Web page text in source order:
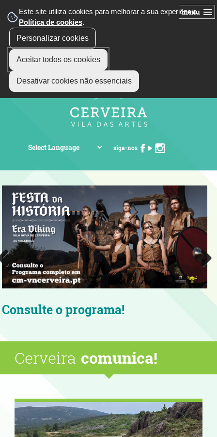
Este site utiliza cookies para melhorar a sua experiência.
Política de cookies.
Personalizar cookies
Aceitar todos os cookies
Desativar cookies não essenciais
menu
siga-nos
Aproveite as noites quentes de
Cerveira comunica!